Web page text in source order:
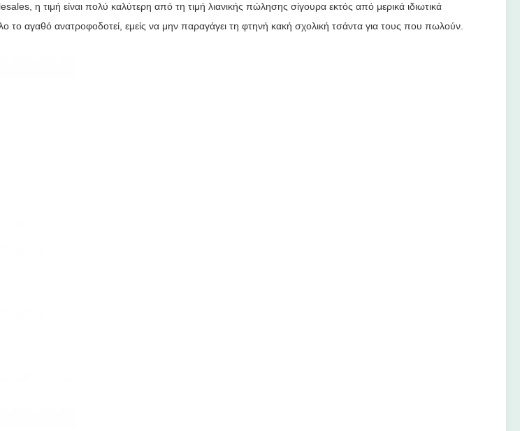
η τιμή είναι πολύ καλύτερη από τη τιμή λιανικής πώλησης σίγουρα εκτός από μερικά ιδιωτικά
το αγαθό ανατροφοδοτεί, εμείς να μην παραγάγει τη φτηνή κακή σχολική τσάντα για τους που πωλούν.